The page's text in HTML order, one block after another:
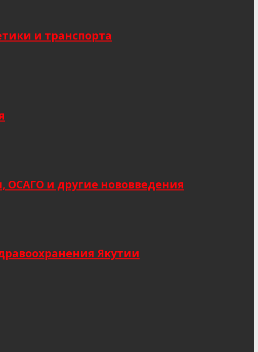
и транспорта
ОСАГО и другие нововведения
Якутии